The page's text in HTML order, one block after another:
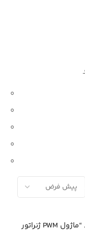
0
0
0
0
0
اولین کسی باشید که دیدگاهی می نویسد “ماژول PWM ژنراتور